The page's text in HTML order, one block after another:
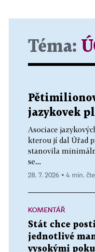
Téma:
jazykovek
Asociace
kterou jí dal Úřad
stanovila
se...
28. 7. 2026 ▪ 4 min.
KOMENTÁŘ
Stát chce
jednotlivé
vysokými